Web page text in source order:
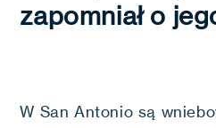
zapomniał o
W San Antonio są